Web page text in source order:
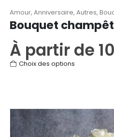
Amour, Anniversaire, Autres, Bouquets
Bouquet
À partir de
Choix des options
variations.
Les
options